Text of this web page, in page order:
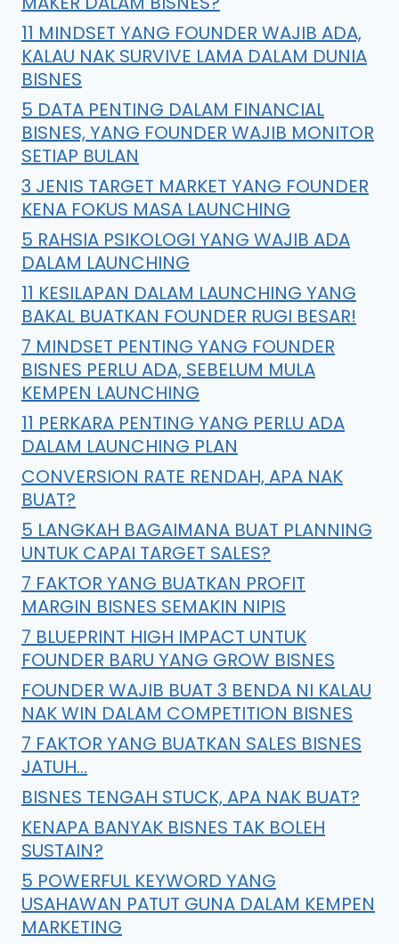
11 MINDSET YANG FOUNDER WAJIB ADA,
KALAU NAK SURVIVE LAMA DALAM DUNIA
BISNES
5 DATA PENTING DALAM FINANCIAL
BISNES, YANG FOUNDER WAJIB MONITOR
SETIAP BULAN
3 JENIS TARGET MARKET YANG FOUNDER
KENA FOKUS MASA LAUNCHING
5 RAHSIA PSIKOLOGI YANG WAJIB ADA
DALAM LAUNCHING
11 KESILAPAN DALAM LAUNCHING YANG
BAKAL BUATKAN FOUNDER RUGI BESAR!
7 MINDSET PENTING YANG FOUNDER
BISNES PERLU ADA, SEBELUM MULA
KEMPEN LAUNCHING
11 PERKARA PENTING YANG PERLU ADA
DALAM LAUNCHING PLAN
CONVERSION RATE RENDAH, APA NAK
BUAT?
5 LANGKAH BAGAIMANA BUAT PLANNING
UNTUK CAPAI TARGET SALES?
7 FAKTOR YANG BUATKAN PROFIT
MARGIN BISNES SEMAKIN NIPIS
7 BLUEPRINT HIGH IMPACT UNTUK
FOUNDER BARU YANG GROW BISNES
FOUNDER WAJIB BUAT 3 BENDA NI KALAU
NAK WIN DALAM COMPETITION BISNES
7 FAKTOR YANG BUATKAN SALES BISNES
JATUH…
BISNES TENGAH STUCK, APA NAK BUAT?
KENAPA BANYAK BISNES TAK BOLEH
SUSTAIN?
5 POWERFUL KEYWORD YANG
USAHAWAN PATUT GUNA DALAM KEMPEN
MARKETING